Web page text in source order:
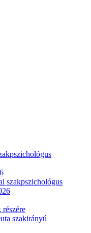
szakpszichológus
szakirányú